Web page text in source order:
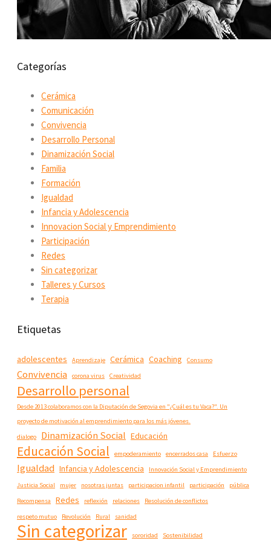
Categorías
Cerámica
Comunicación
Convivencia
Desarrollo Personal
Dinamización Social
Familia
Formación
Igualdad
Infancia y Adolescencia
Innovacion Social y Emprendimiento
Participación
Redes
Sin categorizar
Talleres y Cursos
Terapia
Etiquetas
adolescentes Aprendizaje Cerámica Coaching Consumo
Convivencia corona virus Creatividad
Desarrollo personal
Desde 2013 colaboramos con la Diputación de Segovia en "¿Cuál es tu Vaca?". Un
proyecto de motivación al emprendimiento para los más jóvenes.
dialogo
Dinamización Social Educación
Educación Social empoderamiento encerrados casa Esfuerzo
Igualdad Infancia y Adolescencia
Innovación Social y Emprendimiento
Justicia Social
mujer nosotras juntas participacion infantil participación
pública
Recompensa
Redes reflexión relaciones
Resolución de conflictos
respeto mutuo
Revolución Rural sanidad
Sin categorizar sororidad
Sostenibilidad